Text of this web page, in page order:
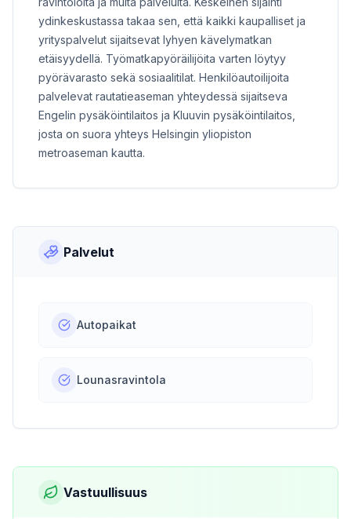
ydinkeskustassa takaa sen, että kaikki kaupalliset ja
yrityspalvelut sijaitsevat lyhyen kävelymatkan
etäisyydellä. Työmatkapyöräilijöita varten löytyy
pyörävarasto sekä sosiaalitilat. Henkilöautoilijoita
palvelevat rautatieaseman yhteydessä sijaitseva
Engelin pysäköintilaitos ja Kluuvin pysäköintilaitos,
josta on suora yhteys Helsingin yliopiston
metroaseman kautta.
Palvelut
Autopaikat
Lounasravintola
Vastuullisuus